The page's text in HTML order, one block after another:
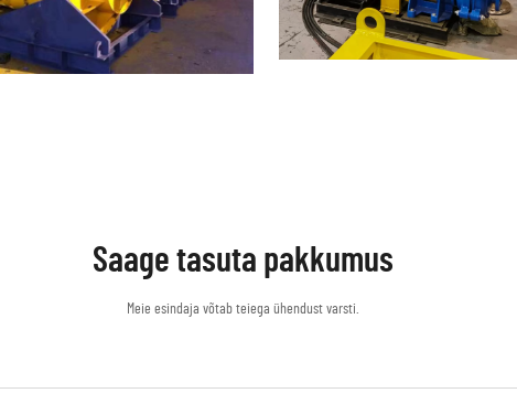
Saage tasuta pakkumus
Meie esindaja võtab teiega ühendust varsti.